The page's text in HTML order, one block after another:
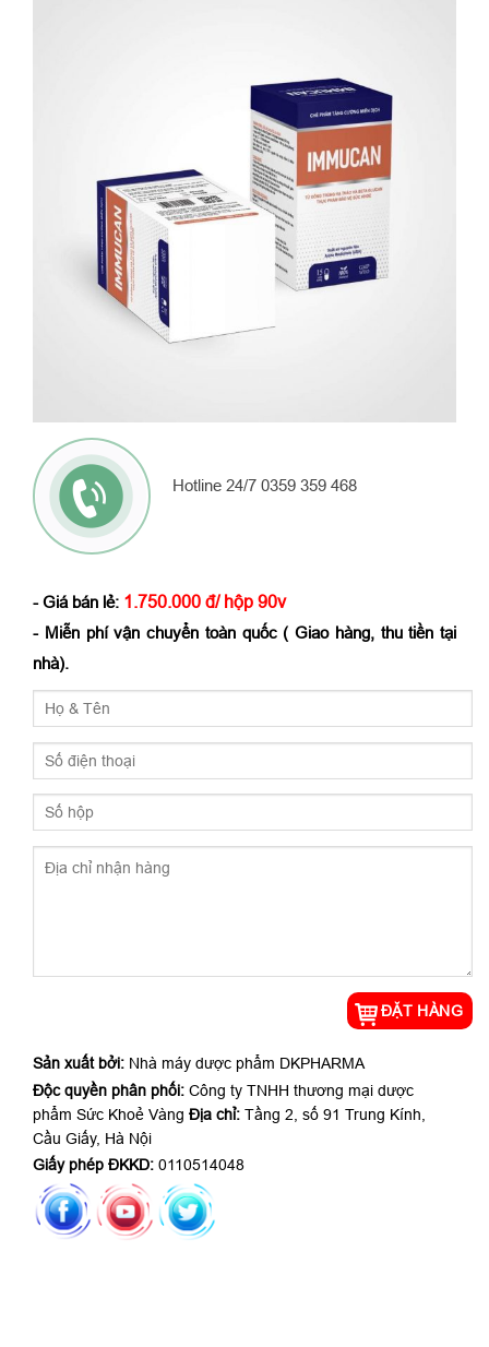
Hotline 24/7 0359 359 468
- Giá bán lẻ: 1.750.000 đ/ hộp 90v
- Miễn phí vận chuyển toàn quốc ( Giao hàng, thu tiền tại
nhà).
Sản xuất bởi: Nhà máy dược phẩm DKPHARMA
Độc quyền phân phối: Công ty TNHH thương mại dược
phẩm Sức Khoẻ Vàng Địa chỉ: Tầng 2, số 91 Trung Kính,
Cầu Giấy, Hà Nội
Giấy phép ĐKKD: 0110514048